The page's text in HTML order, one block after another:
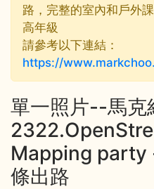
路，完整的室內和戶外
高年級
請參考以下連結：
https://
單一照片--馬克
Mapping party
條出路